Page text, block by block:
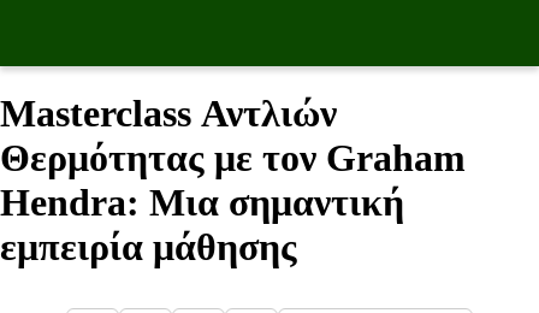
Masterclass Αντλιών
Θερμότητας με τον Graham
Hendra: Μια σημαντική
εμπειρία μάθησης